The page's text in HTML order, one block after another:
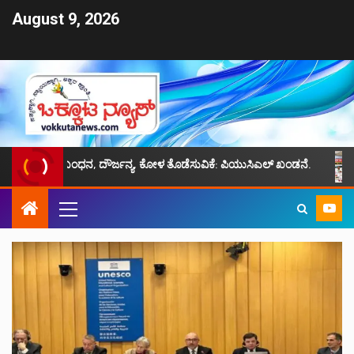
August 9, 2026
ಬಂಧನ, ದೌರ್ಜನ್ಯ, ಕೋಳ ತೊಡೆಸುವಿಕೆ: ಪಿಯುಸಿಎಲ್ ಖಂಡನೆ.